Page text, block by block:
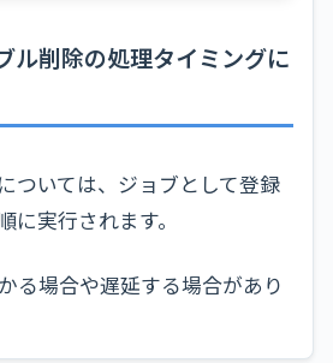
ル削除の処理タイミングに
ついては、ジョブとして登録
に実行されます。
る場合や遅延する場合があり